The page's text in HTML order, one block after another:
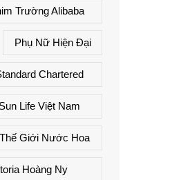
Trường Alibaba
Phụ Nữ Hiện Đại
Chartered
Sun Life Việt Nam
Thế Giới Nước Hoa
Hoàng Ny